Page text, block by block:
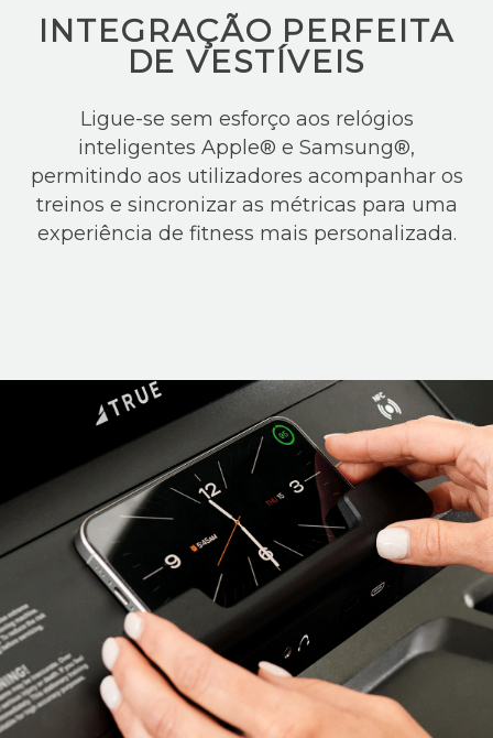
INTEGRAÇÃO PERFEITA
DE VESTÍVEIS
Ligue-se sem esforço aos relógios
inteligentes Apple® e Samsung®,
permitindo aos utilizadores acompanhar os
treinos e sincronizar as métricas para uma
experiência de fitness mais personalizada.